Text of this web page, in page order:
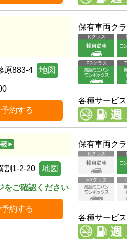
原883-4 地図
約する
保有車両ク
各種サービス
割1-2-20 地図
をご確認ください
約する
保有車両ク
各種サービス